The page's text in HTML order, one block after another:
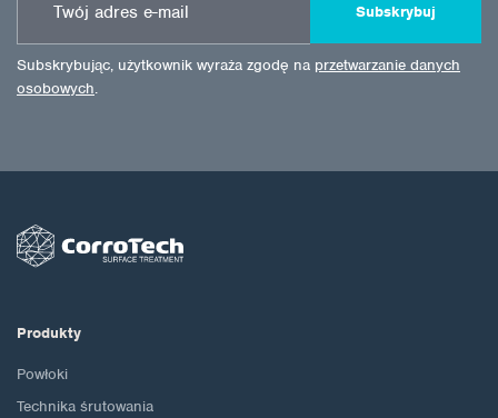
Subskrybuj
Subskrybując, użytkownik wyraża zgodę na przetwarzanie danych
osobowych.
Produkty
Powłoki
Technika śrutowania